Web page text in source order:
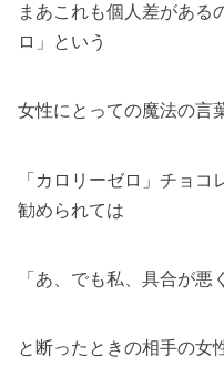
まあこれも個人差がある
ロ」という
女性にとっての魔法の言
「カロリーゼロ」チョ
勧められては
「あ、でも私、具合が
と断ったときの相手の女